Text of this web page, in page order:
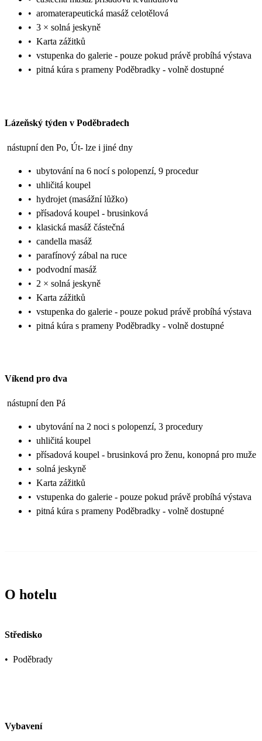
• aromaterapeutická masáž celotělová
• 3 × solná jeskyně
• Karta zážitků
• vstupenka do galerie - pouze pokud právě probíhá výstava
• pitná kúra s prameny Poděbradky - volně dostupné
Lázeňský týden v Poděbradech
nástupní den Po, Út- lze i jiné dny
• ubytování na 6 nocí s polopenzí, 9 procedur
• uhličitá koupel
• hydrojet (masážní lůžko)
• přísadová koupel - brusinková
• klasická masáž částečná
• candella masáž
• parafínový zábal na ruce
• podvodní masáž
• 2 × solná jeskyně
• Karta zážitků
• vstupenka do galerie - pouze pokud právě probíhá výstava
• pitná kúra s prameny Poděbradky - volně dostupné
Víkend pro dva
nástupní den Pá
• ubytování na 2 noci s polopenzí, 3 procedury
• uhličitá koupel
• přísadová koupel - brusinková pro ženu, konopná pro muže
• solná jeskyně
• Karta zážitků
• vstupenka do galerie - pouze pokud právě probíhá výstava
• pitná kúra s prameny Poděbradky - volně dostupné
O hotelu
Středisko
• Poděbrady
Vybavení